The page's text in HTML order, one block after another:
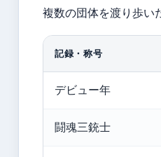
複数の団体を渡り歩い
記録・称号
デビュー年
闘魂三銃士